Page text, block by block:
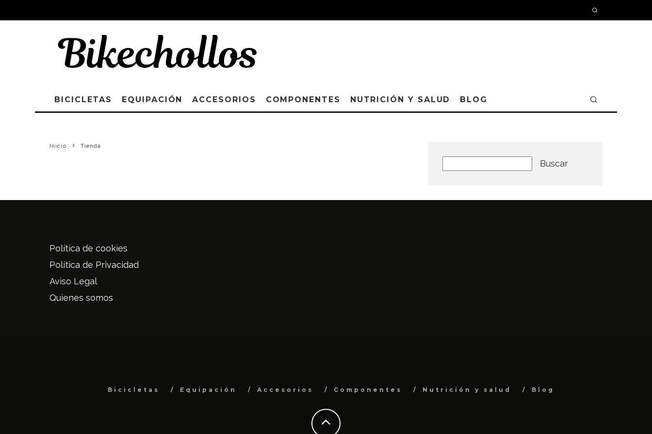
BICICLETAS EQUIPACIÓN ACCESORIOS COMPONENTES NUTRICIÓN Y SALUD BLOG
Inicio Tienda
Buscar
Política de cookies
Política de Privacidad
Aviso Legal
Quienes somos
Bicicletas Equipación Accesorios Componentes Nutrición y salud Blog